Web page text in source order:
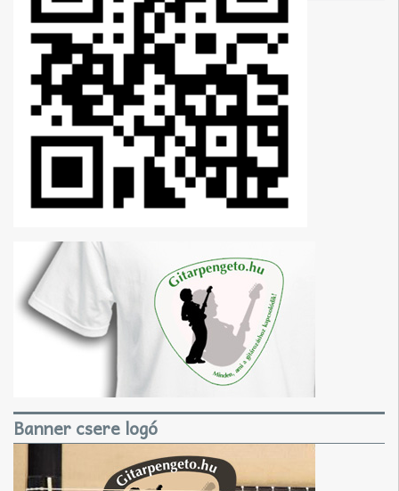
Banner csere logó